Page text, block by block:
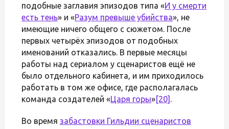
подобные заглавия эпизодов типа «И у смерти
есть тень» и «Разум превыше убийства», не
имеющие ничего общего с сюжетом. После
первых четырёх эпизодов от подобных
именований отказались. В первые месяцы
работы над сериалом у сценаристов ещё не
было отдельного кабинета, и им приходилось
работать в том же офисе, где располагалась
команда создателей «Царя горы»[20] .
Во время забастовки Гильдии сценаристов